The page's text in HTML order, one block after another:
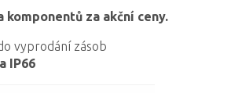
za akční ceny.
vyprodání zásob
IP66